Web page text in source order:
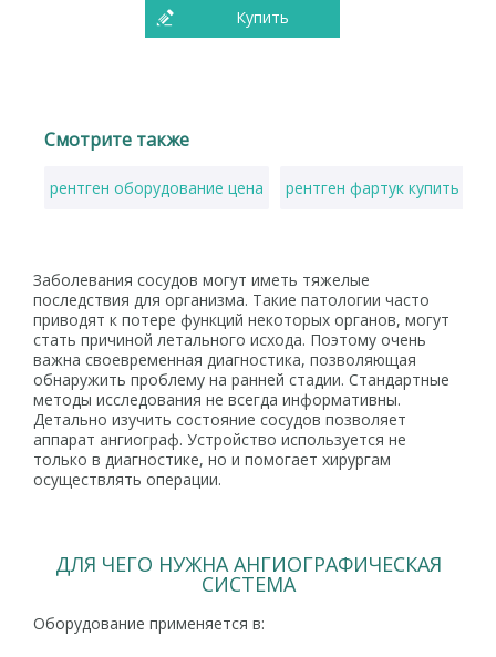
Купить
Смотрите также
рентген оборудование цена рентген фартук купить
Заболевания сосудов могут иметь тяжелые
последствия для организма. Такие патологии часто
приводят к потере функций некоторых органов, могут
стать причиной летального исхода. Поэтому очень
важна своевременная диагностика, позволяющая
обнаружить проблему на ранней стадии. Стандартные
методы исследования не всегда информативны.
Детально изучить состояние сосудов позволяет
аппарат ангиограф. Устройство используется не
только в диагностике, но и помогает хирургам
осуществлять операции.
ДЛЯ ЧЕГО НУЖНА АНГИОГРАФИЧЕСКАЯ
СИСТЕМА
Оборудование применяется в: